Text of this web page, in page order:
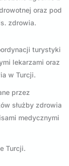
oraz pod
zdrowia.
turystyki
lekarzami oraz
w Turcji.
przez
służby zdrowia
medycznymi
Turcji.